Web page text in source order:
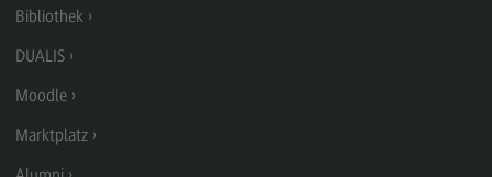
Bibliothek
DUALIS
Moodle
Marktplatz